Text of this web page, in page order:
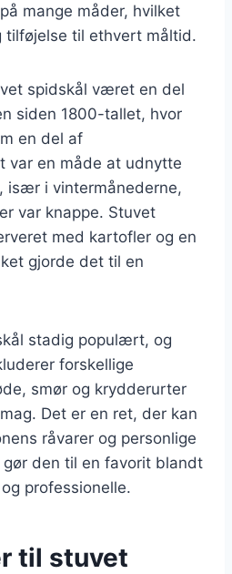
mange måder, hvilket
tilføjelse til ethvert måltid.
spidskål været en del
siden 1800-tallet, hvor
en del af
var en måde at udnytte
især i vintermånederne,
var knappe. Stuvet
med kartofler og en
gjorde det til en
stadig populært, og
forskellige
smør og krydderurter
Det er en ret, der kan
råvarer og personlige
den til en favorit blandt
professionelle.
til stuvet